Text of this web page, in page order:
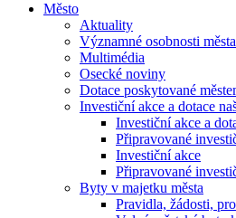
Město
Aktuality
Významné osobnosti města
Multimédia
Osecké noviny
Dotace poskytované
Investiční akce a dotace
Investiční akce a
Připravované
Investiční akce
Připravované
Byty v majetku města
Pravidla, žádosti,